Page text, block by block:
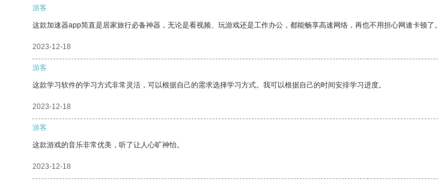
游客
这款加速器app简直是居家旅行必备神器，无论是看视频、玩游戏还是工作办公，都能畅享高速网络，再也不用担心网速卡顿了。
2023-12-18
游客
这款学习软件的学习方式非常灵活，可以根据自己的需求选择学习方式。我可以根据自己的时间安排学习进度。
2023-12-18
游客
这款游戏的音乐非常优美，听了让人心旷神怡。
2023-12-18